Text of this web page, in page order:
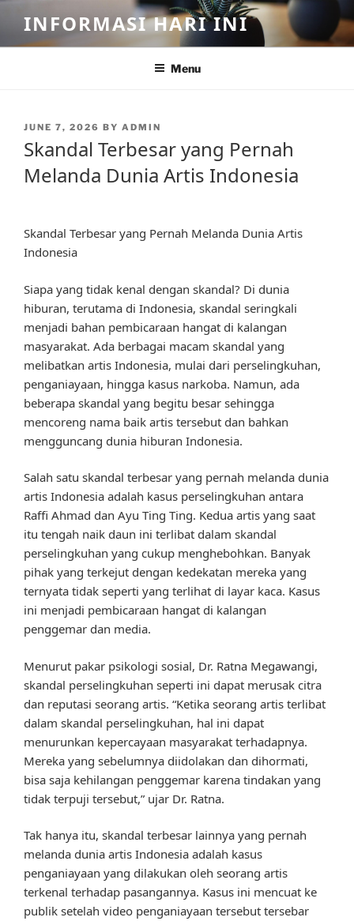
content
INFORMASI HARI INI
Menu
POSTED
ON
JUNE 7, 2026 BY ADMIN
Skandal Terbesar yang Pernah
Melanda Dunia Artis Indonesia
Skandal Terbesar yang Pernah Melanda Dunia Artis
Indonesia
Siapa yang tidak kenal dengan skandal? Di dunia
hiburan, terutama di Indonesia, skandal seringkali
menjadi bahan pembicaraan hangat di kalangan
masyarakat. Ada berbagai macam skandal yang
melibatkan artis Indonesia, mulai dari perselingkuhan,
penganiayaan, hingga kasus narkoba. Namun, ada
beberapa skandal yang begitu besar sehingga
mencoreng nama baik artis tersebut dan bahkan
mengguncang dunia hiburan Indonesia.
Salah satu skandal terbesar yang pernah melanda dunia
artis Indonesia adalah kasus perselingkuhan antara
Raffi Ahmad dan Ayu Ting Ting. Kedua artis yang saat
itu tengah naik daun ini terlibat dalam skandal
perselingkuhan yang cukup menghebohkan. Banyak
pihak yang terkejut dengan kedekatan mereka yang
ternyata tidak seperti yang terlihat di layar kaca. Kasus
ini menjadi pembicaraan hangat di kalangan
penggemar dan media.
Menurut pakar psikologi sosial, Dr. Ratna Megawangi,
skandal perselingkuhan seperti ini dapat merusak citra
dan reputasi seorang artis. “Ketika seorang artis terlibat
dalam skandal perselingkuhan, hal ini dapat
menurunkan kepercayaan masyarakat terhadapnya.
Mereka yang sebelumnya diidolakan dan dihormati,
bisa saja kehilangan penggemar karena tindakan yang
tidak terpuji tersebut,” ujar Dr. Ratna.
Tak hanya itu, skandal terbesar lainnya yang pernah
melanda dunia artis Indonesia adalah kasus
penganiayaan yang dilakukan oleh seorang artis
terkenal terhadap pasangannya. Kasus ini mencuat ke
publik setelah video penganiayaan tersebut tersebar